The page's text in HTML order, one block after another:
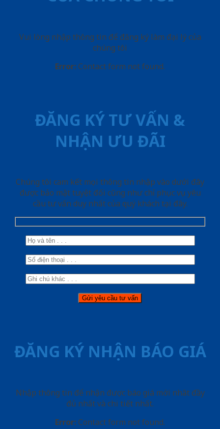
Vui lòng nhập thông tin để đăng ký làm đại lý của
chúng tôi
Error: Contact form not found.
ĐĂNG KÝ TƯ VẤN &
NHẬN ƯU ĐÃI
Chúng tôi cam kết mọi thông tin nhập vào dưới đây
được bảo mật tuyệt đối cũng như chỉ phục vụ yêu
cầu tư vấn duy nhất của quý khách tại đây.
ĐĂNG KÝ NHẬN BÁO GIÁ
Nhập thông tin để nhận được báo giá mới nhât đầy
đủ nhất và chi tiết nhất.
Error: Contact form not found.